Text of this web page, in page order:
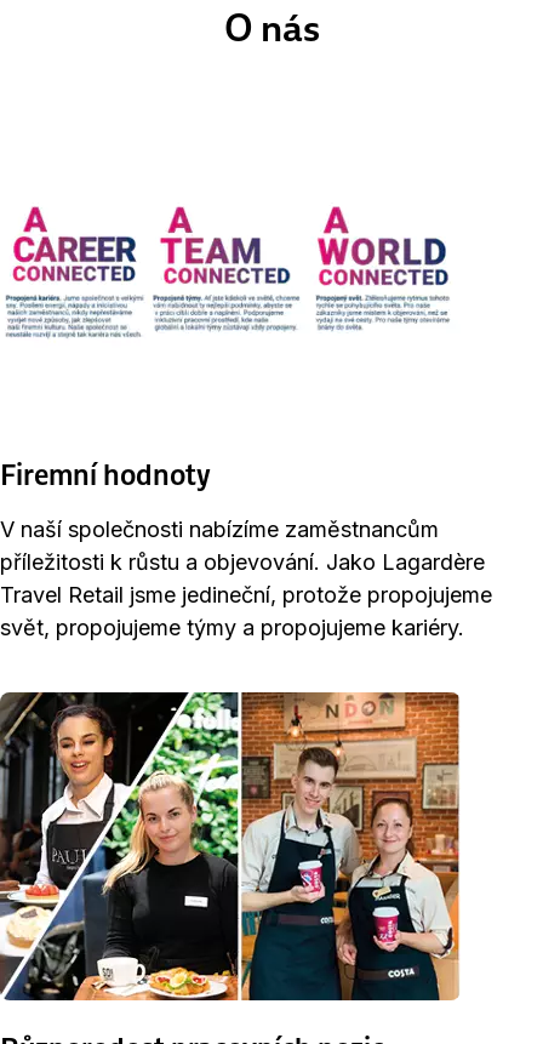
O nás
Firemní hodnoty
V naší společnosti nabízíme zaměstnancům
příležitosti k růstu a objevování. Jako Lagardère
Travel Retail jsme jedineční, protože propojujeme
svět, propojujeme týmy a propojujeme kariéry.